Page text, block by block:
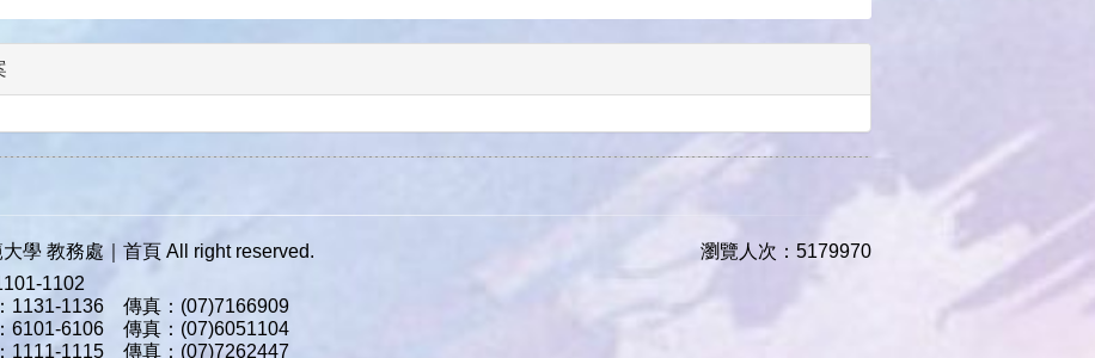
大學 教務處｜首頁 All right reserved.
瀏覽人次：5179970
1102
1131-1136 傳真：(07)7166909
6101-6106 傳真：(07)6051104
1111-1115 傳真：(07)7262447